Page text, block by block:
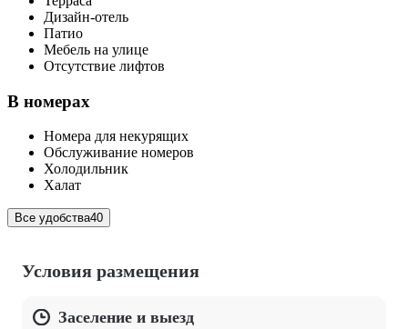
Дизайн-отель
Патио
Мебель на улице
Отсутствие лифтов
В номерах
Номера для некурящих
Обслуживание номеров
Холодильник
Халат
Все удобства40
Условия размещения
Заселение и выезд